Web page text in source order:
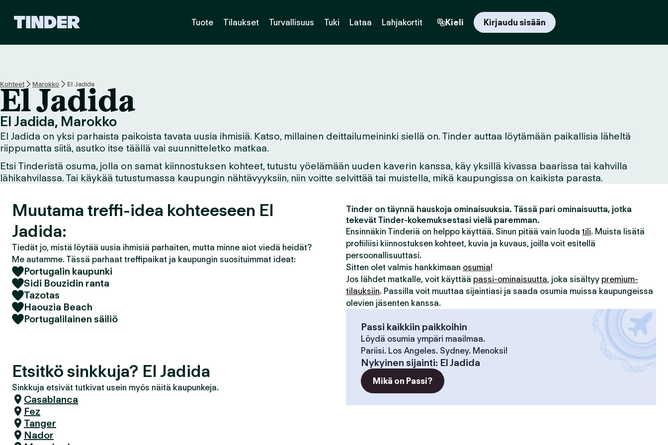
i
l
o
i
t
s
s
u
Tuote Tilaukset Turvallisuus Tuki Lataa Lahjakortit Kieli Kirjaudu sisään
Kohteet Marokko El Jadida
El Jadida
El Jadida, Marokko
El Jadida on yksi parhaista paikoista tavata uusia ihmisiä. Katso, millainen deittailumeininki siellä on. Tinder auttaa löytämään paikallisia läheltä
riippumatta siitä, asutko itse täällä vai suunnitteletko matkaa.
Etsi Tinderistä osuma, jolla on samat kiinnostuksen kohteet, tutustu yöelämään uuden kaverin kanssa, käy yksillä kivassa baarissa tai kahvilla
lähikahvilassa. Tai käykää tutustumassa kaupungin nähtävyyksiin, niin voitte selvittää tai muistella, mikä kaupungissa on kaikista parasta.
Muutama treffi-idea kohteeseen El
Jadida:
Tiedät jo, mistä löytää uusia ihmisiä parhaiten, mutta minne aiot viedä heidät?
Me autamme. Tässä parhaat treffipaikat ja kaupungin suosituimmat ideat:
Portugalin kaupunki
Sidi Bouzidin ranta
Tazotas
Haouzia Beach
Portugalilainen säiliö
Etsitkö sinkkuja? El Jadida
Sinkkuja etsivät tutkivat usein myös näitä kaupunkeja.
Casablanca
Fez
Tanger
Nador
Tinder on täynnä hauskoja ominaisuuksia. Tässä pari ominaisuutta, jotka
tekevät Tinder-kokemuksestasi vielä paremman.
Ensinnäkin Tinderiä on helppo käyttää. Sinun pitää vain luoda tili. Muista lisätä
profiiliisi kiinnostuksen kohteet, kuvia ja kuvaus, joilla voit esitellä
persoonallisuuttasi.
Sitten olet valmis hankkimaan osumia!
Jos lähdet matkalle, voit käyttää passi-ominaisuutta, joka sisältyy premium-
tilauksiin. Passilla voit muuttaa sijaintiasi ja saada osumia muissa kaupungeissa
olevien jäsenten kanssa.
Passi kaikkiin paikkoihin
Löydä osumia ympäri maailmaa.
Pariisi. Los Angeles. Sydney. Menoksi!
Nykyinen sijainti: El Jadida
Mikä on Passi?